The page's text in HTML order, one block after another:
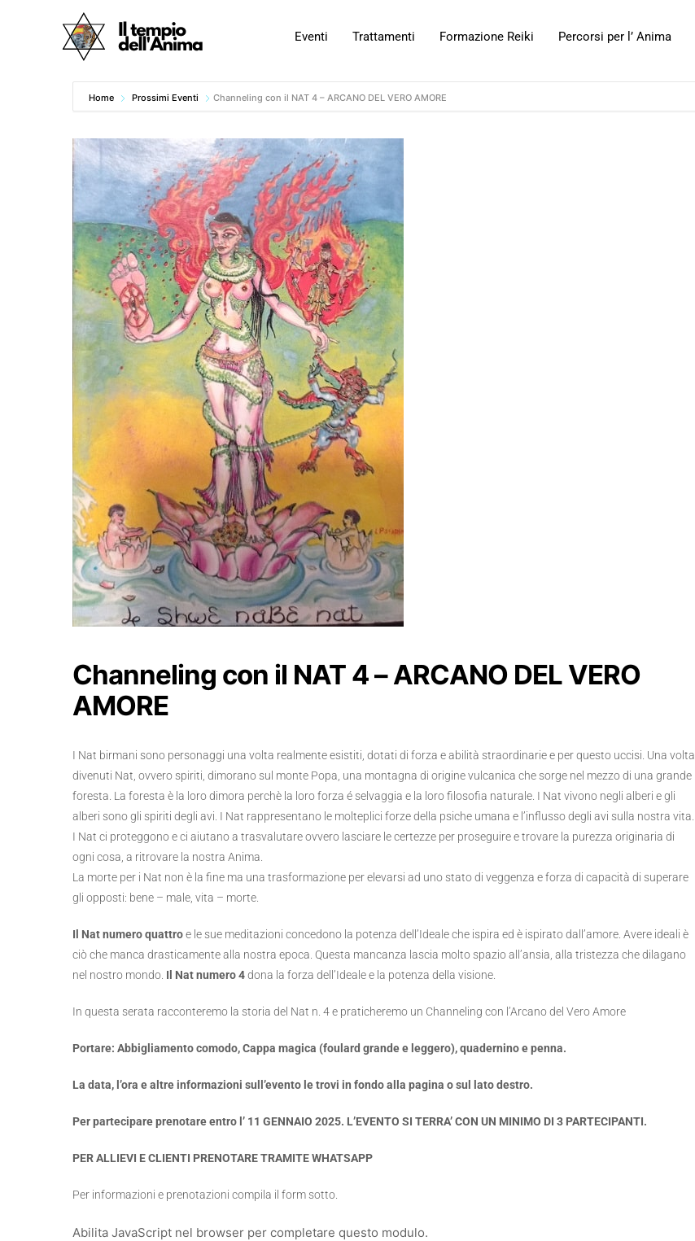
Eventi Trattamenti Formazione Reiki Percorsi per l’ Anima
Home Prossimi Eventi Channeling con il NAT 4 – ARCANO DEL VERO AMORE
Channeling con il NAT 4 – ARCANO DEL VERO
AMORE
I Nat birmani sono personaggi una volta realmente esistiti, dotati di forza e abilità straordinarie e per questo uccisi. Una volta
divenuti Nat, ovvero spiriti, dimorano sul monte Popa, una montagna di origine vulcanica che sorge nel mezzo di una grande
foresta. La foresta è la loro dimora perchè la loro forza é selvaggia e la loro filosofia naturale. I Nat vivono negli alberi e gli
alberi sono gli spiriti degli avi. I Nat rappresentano le molteplici forze della psiche umana e l’influsso degli avi sulla nostra vita.
I Nat ci proteggono e ci aiutano a trasvalutare ovvero lasciare le certezze per proseguire e trovare la purezza originaria di
ogni cosa, a ritrovare la nostra Anima.
La morte per i Nat non è la fine ma una trasformazione per elevarsi ad uno stato di veggenza e forza di capacità di superare
gli opposti: bene – male, vita – morte.
Il Nat numero quattroe le sue meditazioni concedono la potenza dell’Ideale che ispira ed è ispirato dall’amore. Avere ideali è
ciò che manca drasticamente alla nostra epoca. Questa mancanza lascia molto spazio all’ansia, alla tristezza che dilagano
nel nostro mondo. Il Nat numero 4dona la forza dell’Ideale e la potenza della visione.
In questa serata racconteremo la storia del Nat n. 4 e praticheremo un Channeling con l’Arcano del Vero Amore
Portare: Abbigliamento comodo, Cappa magica (foulard grande e leggero), quadernino e penna.
La data, l’ora e altre informazioni sull’evento le trovi in fondo alla pagina o sul lato destro.
Per partecipare prenotare entro l’ 11 GENNAIO 2025. L’EVENTO SI TERRA’ CON UN MINIMO DI 3 PARTECIPANTI.
PER ALLIEVI E CLIENTI PRENOTARE TRAMITE WHATSAPP
Per informazioni e prenotazioni compila il form sotto.
Abilita JavaScript nel browser per completare questo modulo.